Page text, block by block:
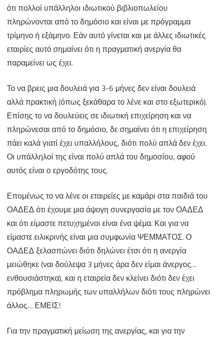
ότι πολλοί υπάλληλοι ιδιωτικού βιβλιοπωλείου
πληρώνονται από το δημόσιο και είναι με πρόγραμμα
τρίμηνο ή εξάμηνο. Εάν αυτό γίνεται και με άλλες ιδιωτικές
εταιρίες αυτό σημαίνει ότι η πραγματική ανεργία θα
παραμείνει ως έχει.
Το να βρεις μια δουλειά για 3-6 μήνες δεν είναι δουλειά
αλλά πρακτική (όπως ξεκάθαρα το λένε και στο εξωτερικό).
Επίσης το να δουλεύεις σε ιδιωτική επιχείρηση και να
πληρώνεσαι από το δημόσιο, δε σημαίνει ότι η επιχείρηση
πάει καλά γιατί έχει υπαλλήλους, διότι πολύ απλά δεν έχει.
Οι υπάλληλοί της είναι πολύ απλά του δημοσίου, αφού
αυτός είναι ο εργοδότης τους.
Επομένως το να λένε οι εταιρείες με καμάρι στα παιδιά του
ΟΑΔΕΔ ότι έχουμε μια άψογη συνεργασία με τον ΟΑΔΕΔ
και ότι είμαστε πετυχημένοι είναι ένα ψέμα. Και για να
είμαστε ειλικρινής είναι μια συμφωνία ΨΕΜΜΑΤΟΣ. Ο
ΟΑΔΕΔ ξελασπώνει διότι δηλώνει έτσι ότι η ανεργία
μειώθηκε (ναι δούλεψα 3 μήνες άρα δεν είμαι άνεργος…
ενθουσιάστηκα), και η εταιρεία δεν κλείνει διότι δεν έχει
πρόβλημα πληρωμής των υπαλλήλων διότι τους πληρώνει
άλλος… ΕΜΕΙΣ!
Για την πραγματική μείωση της ανεργίας, και για την